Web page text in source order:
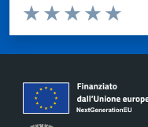
Valuta da 1 a 5 stelle la
Valuta
Valuta 4
Valuta 3 stelle
Valuta 2 stelle su 5
Valuta 1 stelle su 5